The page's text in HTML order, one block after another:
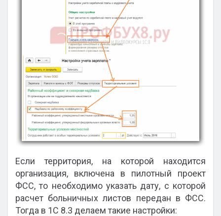
Если территория, на которой находится
организация, включена в пилотный проект
ФСС, то необходимо указать дату, с которой
расчет больничных листов передан в ФСС.
Тогда в 1С 8.3 делаем такие настройки: